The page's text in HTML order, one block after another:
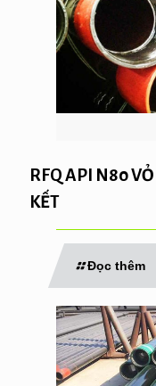
RFQ API N80
KẾT
Đọc thêm